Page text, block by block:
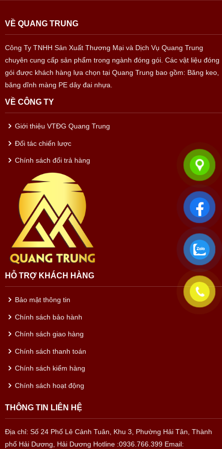
VỀ QUANG TRUNG
Công Ty TNHH Sản Xuất Thương Mại và Dịch Vụ Quang Trung
chuyên cung cấp sản phẩm trong ngành đóng gói. Các vật liệu đóng
gói được khách hàng lựa chọn tại Quang Trung bao gồm: Băng keo,
băng dĩnh màng PE dây đai nhựa.
VỀ CÔNG TY
Giới thiệu VTĐG Quang Trung
Đối tác chiến lược
Chính sách đổi trả hàng
HỖ TRỢ KHÁCH HÀNG
Bảo mật thông tin
Chính sách bảo hành
Chính sách giao hàng
Chính sách thanh toán
Chính sách kiểm hàng
Chính sách hoạt động
THÔNG TIN LIÊN HỆ
Địa chỉ: Số 24 Phố Lê Cảnh Tuân, Khu 3, Phường Hải Tân, Thành
phố Hải Dương, Hải Dương Hotline :0936.766.399 Email: